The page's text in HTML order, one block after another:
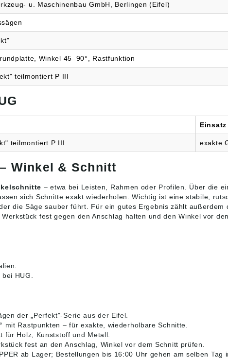
u. Maschinenbau GmbH, Berlingen (Eifel)
Winkel 45–90°, Rastfunktion
teilmontiert P III
Einsatz
teilmontiert P III exakte
Winkel & Schnitt
– etwa bei Leisten, Rahmen oder Profilen. Über die
sich Schnitte exakt wiederholen. Wichtig ist eine stabile,
die Säge sauber führt. Für ein gutes Ergebnis zählt außerdem
fest gegen den Anschlag halten und den Winkel vor
HUG.
der „Perfekt"-Serie aus der Eifel.
mit Rastpunkten – für exakte, wiederholbare Schnitte.
für Holz, Kunststoff und Metall.
fest an den Anschlag, Winkel vor dem Schnitt prüfen.
ab Lager; Bestellungen bis 16:00 Uhr gehen am selben Tag